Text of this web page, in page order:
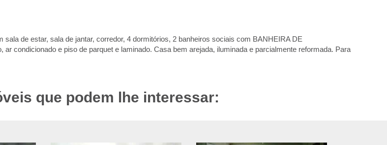
de estar, sala de jantar, corredor, 4 dormitórios, 2 banheiros sociais com BANHEIRA DE
condicionado e piso de parquet e laminado. Casa bem arejada, iluminada e parcialmente reformada. Para
que podem lhe interessar: